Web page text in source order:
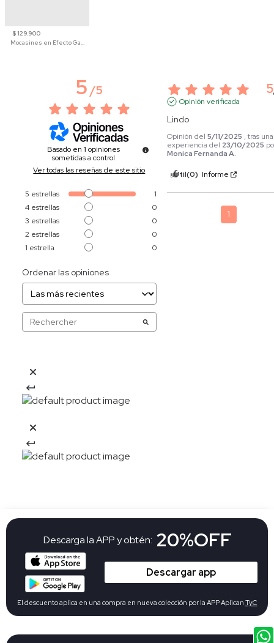
$ 129.900
Mocasines en Efecto Gamuzado Para Mujer
5/5
Basado en1 opiniones
sometidas a control
Ver todas las reseñas de este sitio
5 estrellas
1
4 estrellas
0
3 estrellas
0
2 estrellas
0
1 estrella 0
Ordenar las opiniones
5
Opinión verificada
Lindo
Opinión del5/11/2025 , tras una
experiencia del 23/10/2025
Monica Fernanda A.
Útil(0) Informe
1
Descarga la APP y obtén: 20%OFF
Descargar app
El descuento aplica en una compra en nueva colección por la APP Aplican TyC